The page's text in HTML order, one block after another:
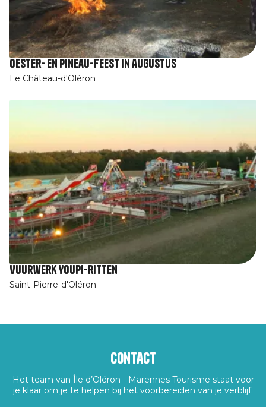
Oester- en Pineau-feest in augustus
Le Château-d'Oléron
Vuurwerk Youpi-ritten
Saint-Pierre-d'Oléron
Contact
Het team van Île d’Oléron - Marennes Tourisme staat voor
je klaar om je te helpen bij het voorbereiden van je verblijf.